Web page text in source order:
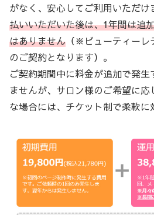
がなく、安心してご利用いただけ
払いいただいた後は、1年間は追
はありません （※ビューティー
のご契約となります）。
ご契約期間中に料金が追加で発生
ませんが、サロン様のご希望に
な場合には、チケット制で柔軟に